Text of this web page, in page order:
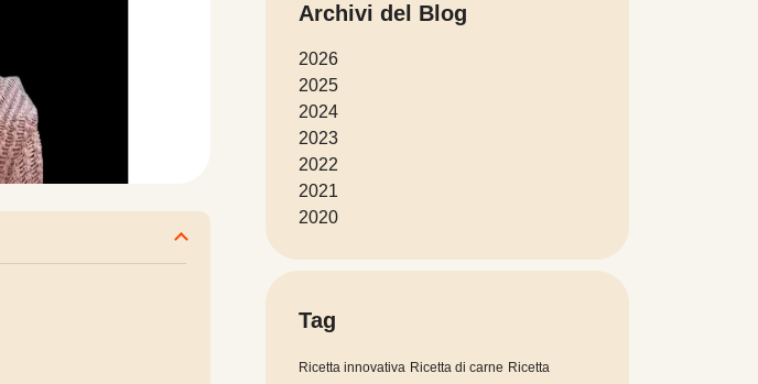
Archivi del Blog
2026
2025
2024
2023
2022
2021
2020
Tag
Ricetta innovativa Ricetta di carne Ricetta